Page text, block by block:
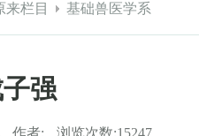
来栏目 基础兽医学系
强
作者: 浏览次数:15247